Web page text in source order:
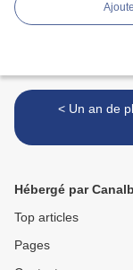
< Un an de
Hébergé par
Top articles
Pages